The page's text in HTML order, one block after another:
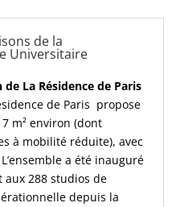
de la
Universitaire
La Résidence de Paris
de Paris propose
m² environ (dont
à mobilité réduite), avec
a été inauguré
aux 288 studios de
depuis la